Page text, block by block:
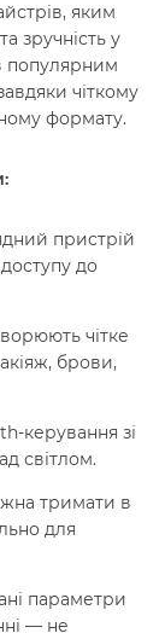
яким
зручність у
популярним
чіткому
формату.
пристрій
до
чітке
брови,
керування зі
світлом.
тримати в
для
параметри
— не